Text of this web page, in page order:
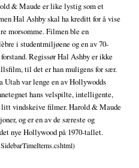
& Maude er like lystig som et
Hal Ashby skal ha kreditt for å vise
morsomme. Filmen ble en
i studentmiljøene og en av 70-
Regissør Hal Ashby er ikke
til det er han muligens for sær.
Utah var lenge en av Hollywodds
hans velspilte, intelligente,
litt vindskeive filmer. Harold & Maude
og er en av de særeste og
nye Hollywood på 1970-tallet.